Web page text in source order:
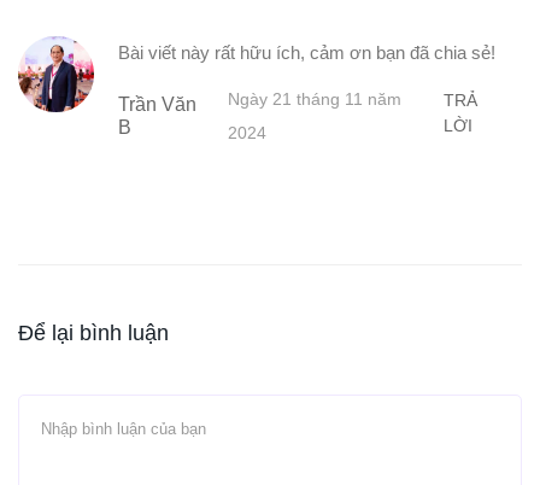
Bài viết này rất hữu ích, cảm ơn bạn đã chia sẻ!
Trần Văn
B
Ngày 21 tháng 11 năm
2024
TRẢ
LỜI
Để lại bình luận